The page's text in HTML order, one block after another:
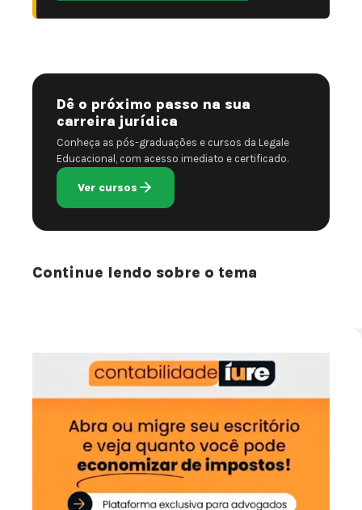
Dê o próximo passo na sua
carreira jurídica
Conheça as pós-graduações e cursos da Legale
Educacional, com acesso imediato e certificado.
Ver cursos
Continue lendo sobre o tema